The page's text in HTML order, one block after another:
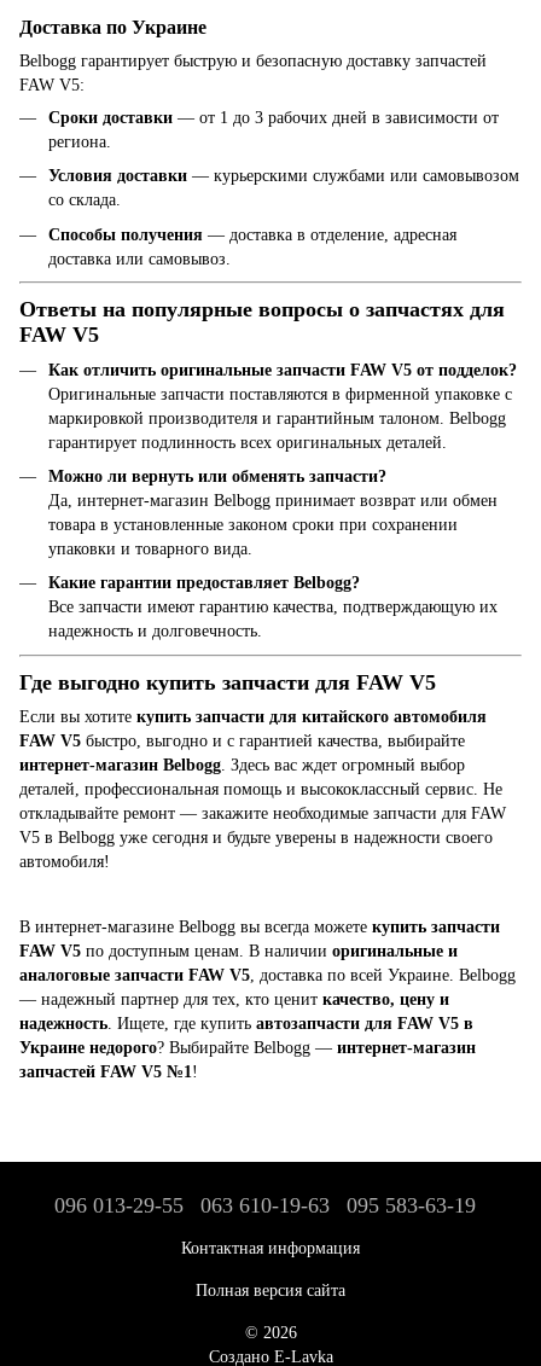
Доставка по Украине
Belbogg гарантирует быструю и безопасную доставку запчастей
FAW V5:
Сроки доставки — от 1 до 3 рабочих дней в зависимости от
региона.
Условия доставки — курьерскими службами или самовывозом
со склада.
Способы получения — доставка в отделение, адресная
доставка или самовывоз.
Ответы на популярные вопросы о запчастях для
FAW V5
Как отличить оригинальные запчасти FAW V5 от подделок?
Оригинальные запчасти поставляются в фирменной упаковке с
маркировкой производителя и гарантийным талоном. Belbogg
гарантирует подлинность всех оригинальных деталей.
Можно ли вернуть или обменять запчасти?
Да, интернет-магазин Belbogg принимает возврат или обмен
товара в установленные законом сроки при сохранении
упаковки и товарного вида.
Какие гарантии предоставляет Belbogg?
Все запчасти имеют гарантию качества, подтверждающую их
надежность и долговечность.
Где выгодно купить запчасти для FAW V5
Если вы хотите купить запчасти для китайского автомобиля
FAW V5 быстро, выгодно и с гарантией качества, выбирайте
интернет-магазин Belbogg. Здесь вас ждет огромный выбор
деталей, профессиональная помощь и высококлассный сервис. Не
откладывайте ремонт — закажите необходимые запчасти для FAW
V5 в Belbogg уже сегодня и будьте уверены в надежности своего
автомобиля!
В интернет-магазине Belbogg вы всегда можете купить запчасти
FAW V5 по доступным ценам. В наличии оригинальные и
аналоговые запчасти FAW V5, доставка по всей Украине. Belbogg
— надежный партнер для тех, кто ценит качество, цену и
надежность. Ищете, где купить автозапчасти для FAW V5 в
Украине недорого? Выбирайте Belbogg — интернет-магазин
запчастей FAW V5 №1!
096 013-29-55 063 610-19-63 095 583-63-19
Контактная информация
Полная версия сайта
© 2026
Создано E-Lavka